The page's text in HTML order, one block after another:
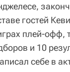
гостей
плей-
и 10
себе в